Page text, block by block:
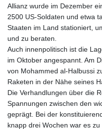
Allianz wurde im Dezember
2500 US-Soldaten und etwa
Staaten im Land stationiert,
und zu beraten.
Auch innenpolitisch ist die
im Oktober angespannt. Am
von Mohammed al-Halbussi
Raketen in der Nähe seines
Die Verhandlungen über die
Spannungen zwischen den
geprägt. Bei der
knapp drei Wochen war es